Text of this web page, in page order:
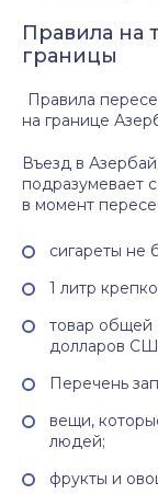
Правила на
границы
Правила
на границе
Въезд в
подразумевает
в момент
сигареты не
1 литр
товар общей
долларов
Перечень
вещи,
людей;
фрукты и